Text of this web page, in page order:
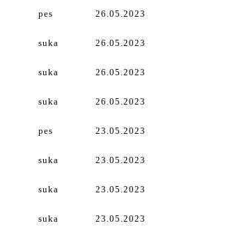
pes 26.05.2023
suka 26.05.2023
suka 26.05.2023
suka 26.05.2023
pes 23.05.2023
suka 23.05.2023
suka 23.05.2023
suka 23.05.2023